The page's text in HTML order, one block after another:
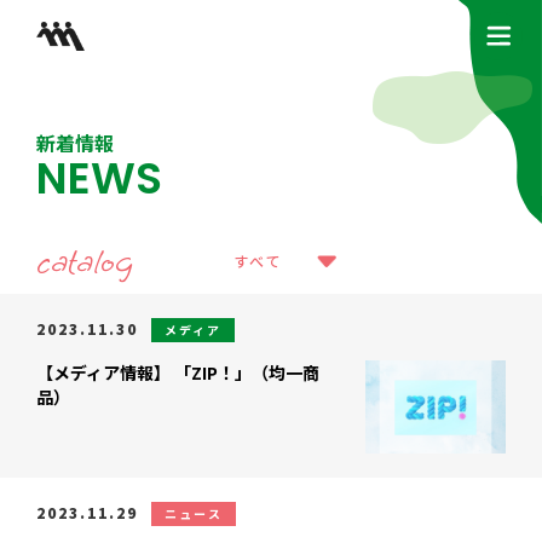
新着情報
NEWS
catalog すべて
2023.11.30 メディア
【メディア情報】 「ZIP！」（均一商
品）
2023.11.29 ニュース